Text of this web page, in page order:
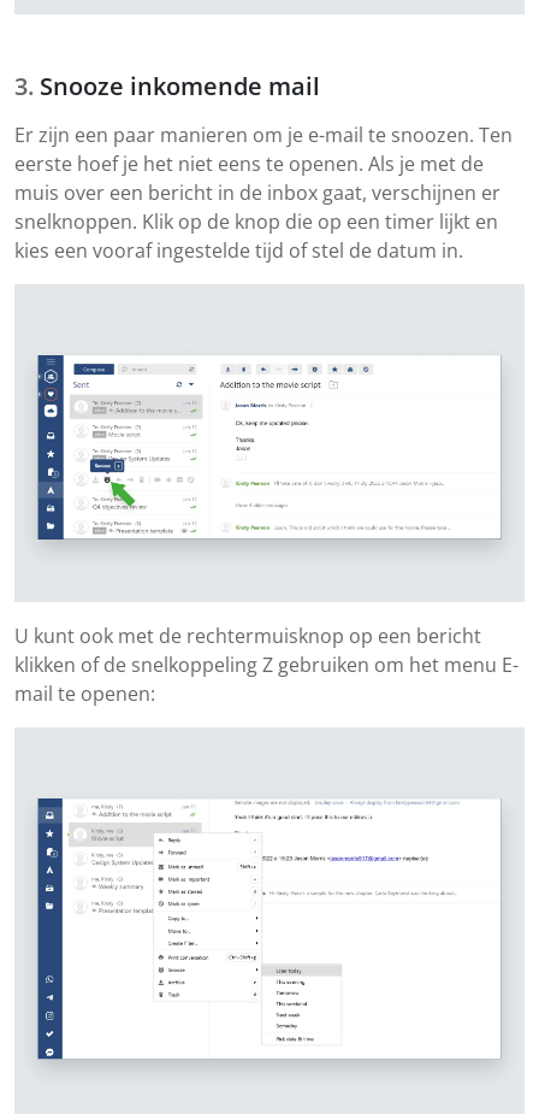
Snooze inkomende mail
Er zijn een paar manieren om je e-mail te snoozen. Ten
eerste hoef je het niet eens te openen. Als je met de
muis over een bericht in de inbox gaat, verschijnen er
snelknoppen. Klik op de knop die op een timer lijkt en
kies een vooraf ingestelde tijd of stel de datum in.
U kunt ook met de rechtermuisknop op een bericht
klikken of de snelkoppeling Z gebruiken om het menu E-
mail te openen: